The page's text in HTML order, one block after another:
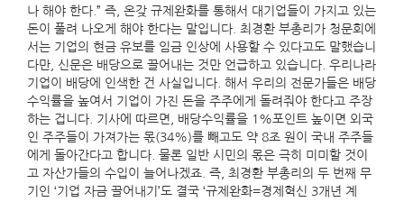
나 해야 한다.” 즉, 온갖 규제완화를 통해서 대기업들이 가지고 있는
돈이 풀려 나오게 해야 한다는 말입니다. 최경환 부총리가 청문회에
서는 기업의 현금 유보를 임금 인상에 사용할 수 있다고도 말했습니
다만, 신문은 배당으로 끌어내는 것만 언급하고 있습니다. 우리나라
기업이 배당에 인색한 건 사실입니다. 해서 우리의 전문가들은 배당
수익률을 높여서 기업이 가진 돈을 주주에게 돌려줘야 한다고 주장
하는 겁니다. 기사에 따르면, 배당수익률을 1%포인트 높이면 외국
인 주주들이 가져가는 몫(34%)를 빼고도 약 8조 원이 국내 주주들
에게 돌아간다고 합니다. 물론 일반 시민의 몫은 극히 미미할 것이
고 자산가들의 수입이 늘어나겠죠. 즉, 최경환 부총리의 두 번째 무
기인 ‘기업 자금 끌어내기’도 결국 ‘규제완화=경제혁신 3개년 계